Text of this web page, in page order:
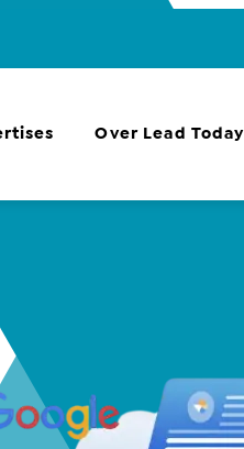
Over Lead Today